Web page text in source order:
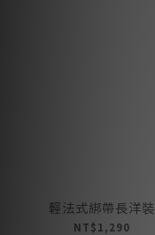
輕法式綁帶長洋裝
NT$1,290